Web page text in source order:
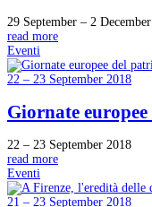
29 September – 2
read more
Eventi
22 – 23 September 2018
Giornate
22 – 23 September 2018
read more
Eventi
21 – 23 September 2018